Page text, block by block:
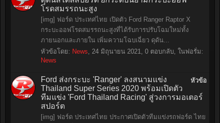
โรดสมรรถนะสูง
[img] ฟอร์ด ประเทศไทย เปิดตัว Ford Ranger Raptor X
กระบะออฟโรดสมรรถนะสูงที่ได้รับการปรับโฉมใหม่ทั้ง
ภายนอกและภายใน เพิ่มความโฉบเฉี่ยว ดุดัน...
หัวข้อโดย: News, 24 มิถุนายน 2021, 0 ตอบกลับ, ในฟอรั่ม:
News
หัวข้อ
Ford ส่งกระบะ 'Ranger' ลงสนามแข่ง
Thailand Super Series 2020 พร้อมเปิดตัว
ทีมแข่ง 'Ford Thailand Racing' สู่วงการมอเตอร์
สปอร์ต
[img] ฟอร์ด ประเทศไทย ประกาศเปิดตัวทีมแข่งรถฟอร์ด ไทย